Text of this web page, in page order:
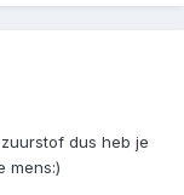
dus heb je
mens:)